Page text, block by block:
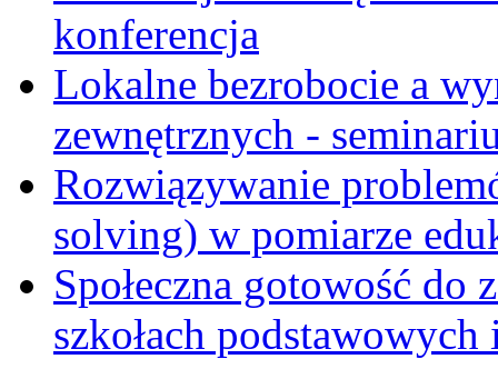
konferencja
Lokalne bezrobocie a
zewnętrznych -
Rozwiązywanie
solving) w pomiarze
Społeczna gotowość do
szkołach